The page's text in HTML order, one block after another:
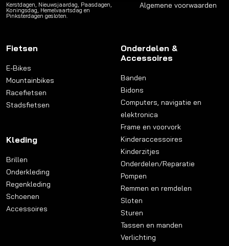
Kerstdagen, Nieuwsjaardag, Paasdagen,
Koningsdag, Hemelvaartsdag en
Pinksterdagen gesloten.
Algemene voorwaarden
Fietsen
E-Bikes
Mountainbikes
Racefietsen
Stadsfietsen
Kleding
Brillen
Onderkleding
Regenkleding
Schoenen
Accessoires
Onderdelen &
Accessoires
Banden
Bidons
Computers, navigatie en
elektronica
Frame en voorvork
Kinderaccessoires
Kinderzitjes
Onderdelen/Reparatie
Pompen
Remmen en remdelen
Sloten
Sturen
Tassen en manden
Verlichting